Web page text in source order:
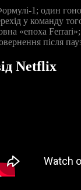
один
у команду
«епоха
після
Netflix